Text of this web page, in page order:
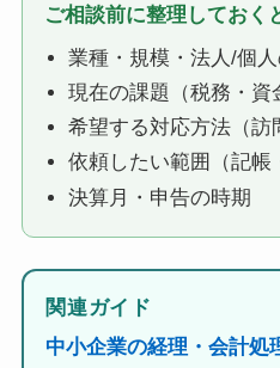
ご相談前に整理しておく
業種・規模・法人/個人
現在の課題（税務・資
希望する対応方法（訪
依頼したい範囲（記帳
決算月・申告の時期
関連ガイド
中小企業の経理・会計処